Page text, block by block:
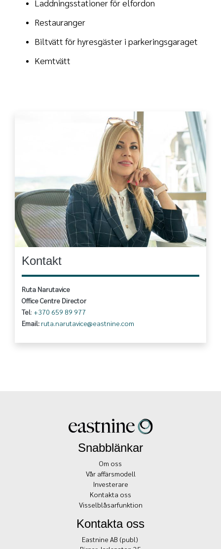
Laddningsstationer för elfordon
Restauranger
Biltvätt för hyresgäster i parkeringsgaraget
Kemtvätt
Kontakt
Ruta Narutavice
Office Centre Director
Tel: +370 659 89 977
Email: ruta.narutavice@eastnine.com
Snabblänkar
Om oss
Vår affärsmodell
Investerare
Kontakta oss
Visselblåsarfunktion
Kontakta oss
Eastnine AB (publ)